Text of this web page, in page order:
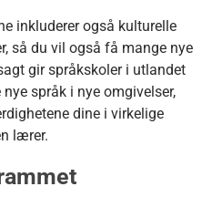
inkluderer også kulturelle
så du vil også få mange nye
gir språkskoler i utlandet
språk i nye omgivelser,
dine i virkelige
lærer.